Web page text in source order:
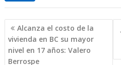
Navegación
de
entradas
Alcanza el costo de la
vivienda en BC su mayor
nivel en 17 años: Valero
Berrospe